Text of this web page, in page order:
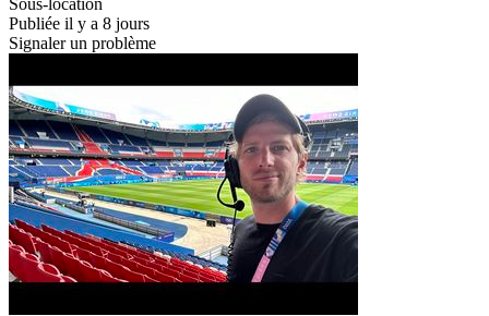
Sous-location
Publiée il y a 8 jours
Signaler un problème